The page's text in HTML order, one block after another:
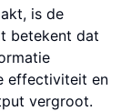
is de
betekent dat
effectiviteit en
vergroot.